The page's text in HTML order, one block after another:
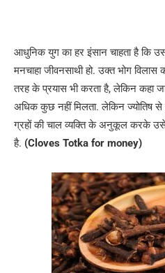
आधुनिक युग का हर इंसान चाहता है कि
मनचाहा जीवनसाथी हो. उक्त भोग
तरह के प्रयास भी करता है, लेकिन कहा
अधिक कुछ नहीं मिलता. लेकिन ज्योतिष से
ग्रहों की चाल व्यक्ति के अनुकूल करके उसे
है. (Cloves Totka for money)